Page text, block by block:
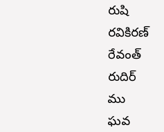
రుషి
రవికిరణ్
రేవంత్
రుదిర్
రాము
రాఘవ